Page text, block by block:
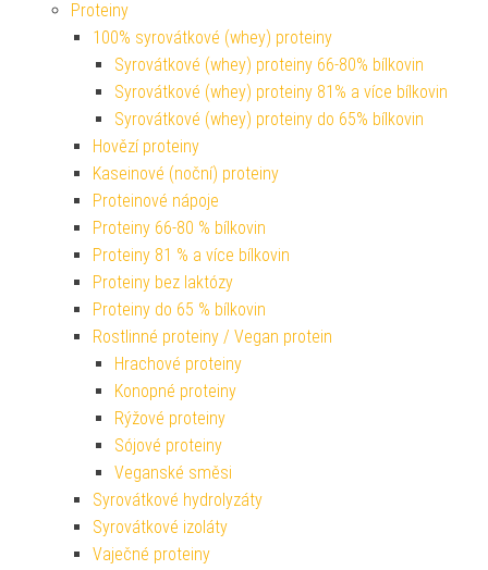
Proteiny
100% syrovátkové (whey) proteiny
Syrovátkové (whey) proteiny 66-80% bílkovin
Syrovátkové (whey) proteiny 81% a více bílkovin
Syrovátkové (whey) proteiny do 65% bílkovin
Hovězí proteiny
Kaseinové (noční) proteiny
Proteinové nápoje
Proteiny 66-80 % bílkovin
Proteiny 81 % a více bílkovin
Proteiny bez laktózy
Proteiny do 65 % bílkovin
Rostlinné proteiny / Vegan protein
Hrachové proteiny
Konopné proteiny
Rýžové proteiny
Sójové proteiny
Veganské směsi
Syrovátkové hydrolyzáty
Syrovátkové izoláty
Vaječné proteiny